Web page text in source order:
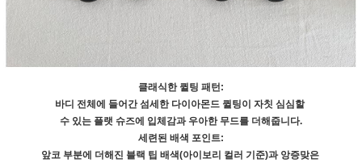
클래식한 퀼팅 패턴:
바디 전체에 들어간 섬세한 다이아몬드 퀼팅이 자칫 심심할
수 있는 플랫 슈즈에 입체감과 우아한 무드를 더해줍니다.
세련된 배색 포인트:
앞코 부분에 더해진 블랙 팁 배색(아이보리 컬러 기준)과 앙증맞은